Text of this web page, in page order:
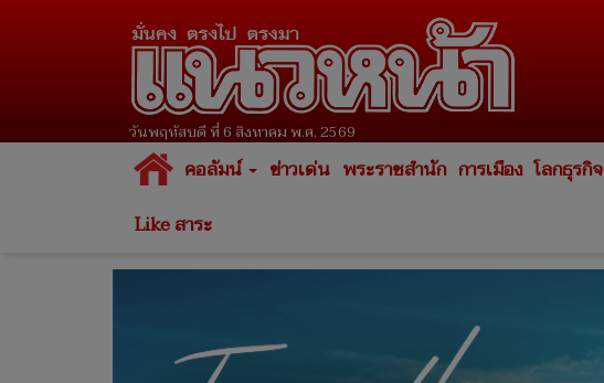
วันพฤหัสบดี ที่ 6 สิงหาคม พ.ศ. 2569
คอลัมน์ ข่าวเด่น พระราชสำนัก การเมือง โลกธุรกิจ
Like สาระ